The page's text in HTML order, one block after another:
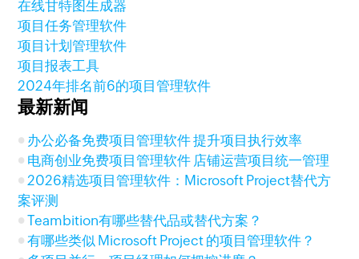
在线甘特图生成器
项目任务管理软件
项目计划管理软件
项目报表工具
2024年排名前6的项目管理软件
最新新闻
办公必备免费项目管理软件 提升项目执行效率
电商创业免费项目管理软件 店铺运营项目统一管理
2026精选项目管理软件：Microsoft Project替代方
案评测
Teambition有哪些替代品或替代方案？
有哪些类似 Microsoft Project 的项目管理软件？